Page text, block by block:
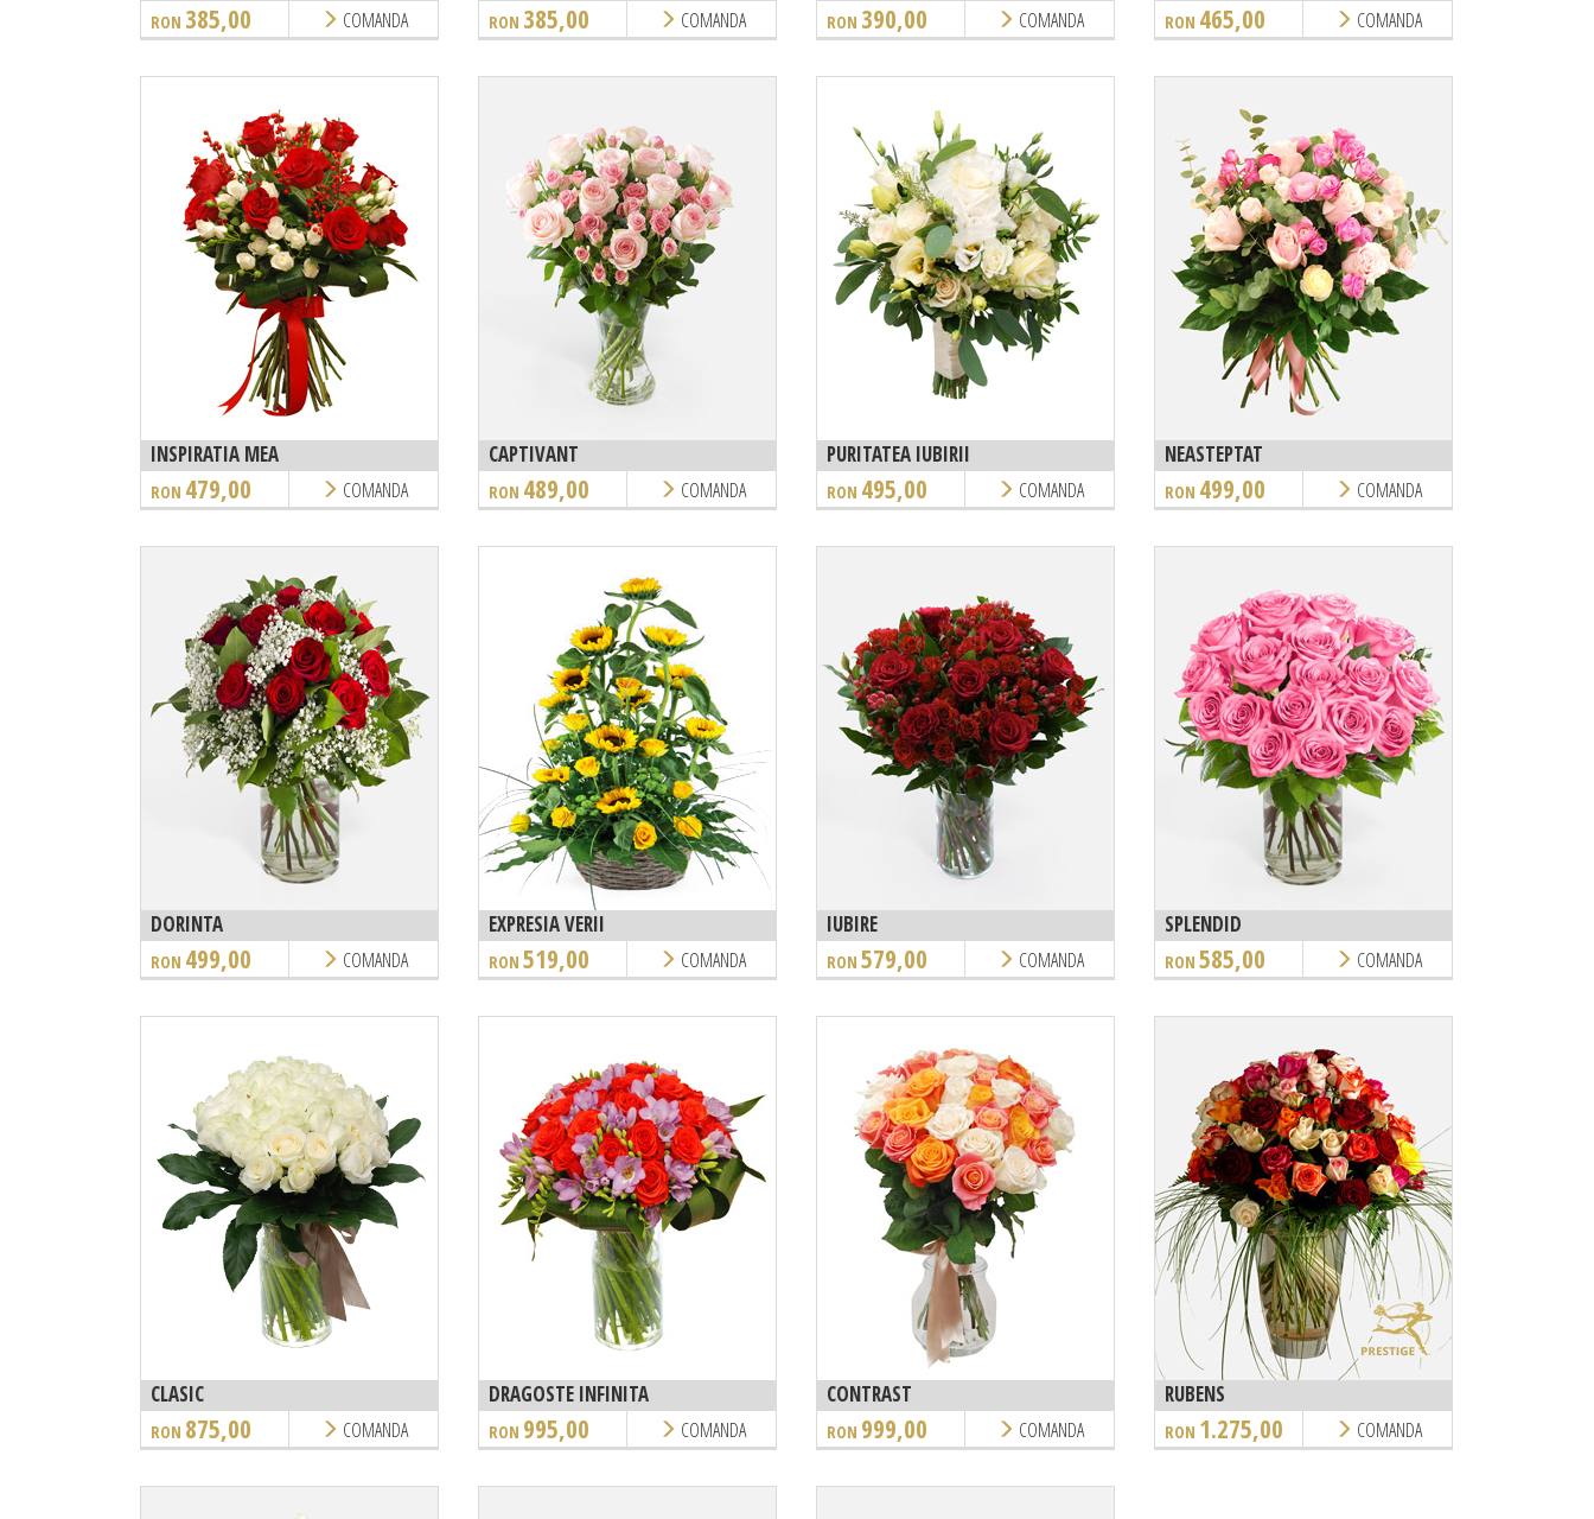
RON 385,00 COMANDA RON 385,00 COMANDA RON 390,00 COMANDA RON 465,00 COMANDA
INSPIRATIA MEA
RON 479,00 COMANDA
CAPTIVANT
RON 489,00 COMANDA
PURITATEA IUBIRII
RON 495,00 COMANDA
NEASTEPTAT
RON 499,00 COMANDA
DORINTA
RON 499,00 COMANDA
EXPRESIA VERII
RON 519,00 COMANDA
IUBIRE
RON 579,00 COMANDA
SPLENDID
RON 585,00 COMANDA
CLASIC
RON 875,00 COMANDA
DRAGOSTE INFINITA
RON 995,00 COMANDA
CONTRAST
RON 999,00 COMANDA
RUBENS
RON 1.275,00 COMANDA